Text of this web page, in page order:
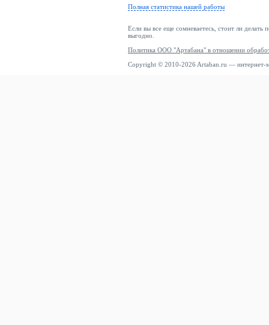
Полная статистика нашей работы
Если вы все еще сомневаетесь, стоит ли делать
выгодно.
Политика ООО "Артабана" в отношении
Copyright © 2010-2026 Artaban.ru — интернет-